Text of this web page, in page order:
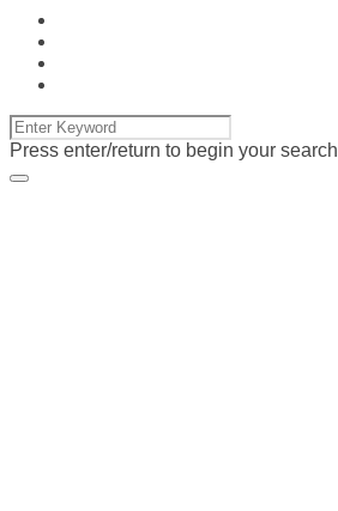
Press enter/return to begin your search